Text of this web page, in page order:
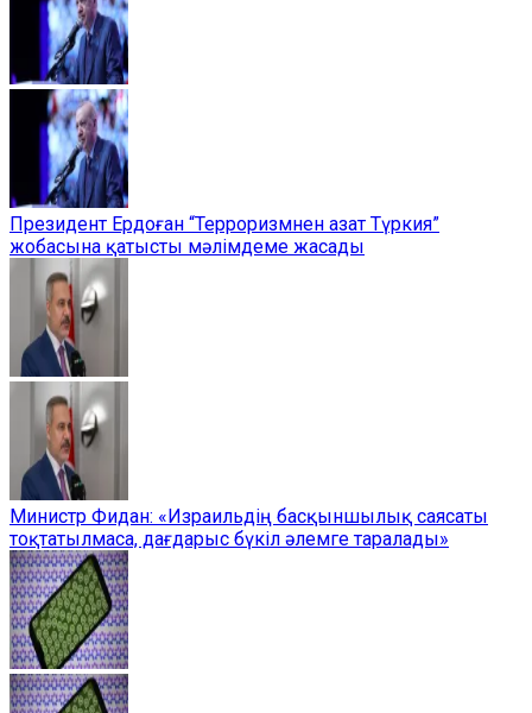
Президент Ердоған “Терроризмнен азат Түркия”
жобасына қатысты мәлімдеме жасады
Министр Фидан: «Израильдің басқыншылық саясаты
тоқтатылмаса, дағдарыс бүкіл әлемге таралады»